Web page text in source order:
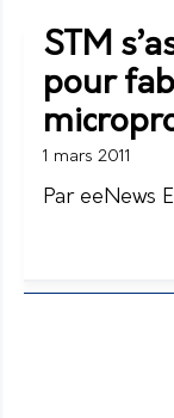
STM
pour
1 mars 2011
Par eeNews